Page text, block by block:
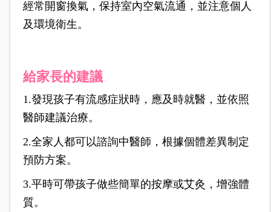
經常開窗換氣，保持室內空氣流通，並注意個人
及環境衛生。
給家長的建議
1.發現孩子有流感症狀時，應及時就醫，並依照
醫師建議治療。
2.全家人都可以諮詢中醫師，根據個體差異制定
預防方案。
3.平時可帶孩子做些簡單的按摩或艾灸，增強體
質。